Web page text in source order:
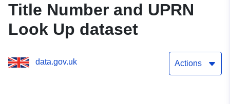
Title Number and UPRN
Look Up dataset
data.gov.uk Actions